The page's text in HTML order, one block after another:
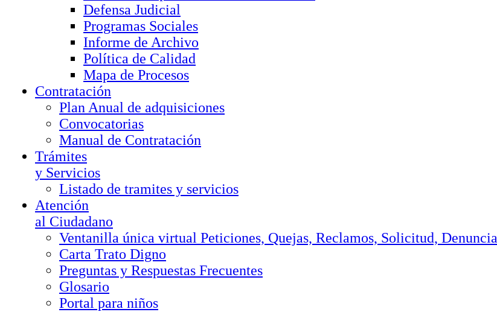
Defensa Judicial
Programas Sociales
Informe de Archivo
Política de Calidad
Mapa de Procesos
Contratación
Plan Anual de adquisiciones
Convocatorias
Manual de Contratación
Trámites
y Servicios
Listado de tramites y servicios
Atención
al Ciudadano
Ventanilla única virtual Peticiones, Quejas, Reclamos, Solicitud, Denuncia
Carta Trato Digno
Preguntas y Respuestas Frecuentes
Glosario
Portal para niños